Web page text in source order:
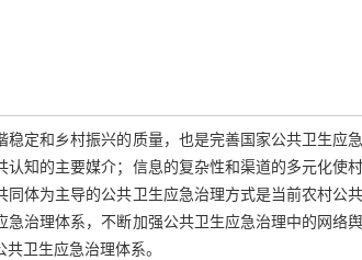
定和乡村振兴的质量，也是完善国家公共卫生应
知的主要媒介；信息的复杂性和渠道的多元化使
体为主导的公共卫生应急治理方式是当前农村公
治理体系，不断加强公共卫生应急治理中的网络
卫生应急治理体系。